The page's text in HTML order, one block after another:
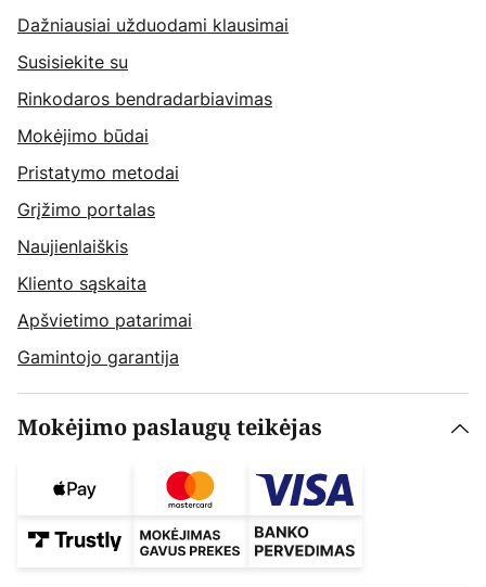
Dažniausiai užduodami klausimai
Susisiekite su
Rinkodaros bendradarbiavimas
Mokėjimo būdai
Pristatymo metodai
Grįžimo portalas
Naujienlaiškis
Kliento sąskaita
Apšvietimo patarimai
Gamintojo garantija
Mokėjimo paslaugų teikėjas